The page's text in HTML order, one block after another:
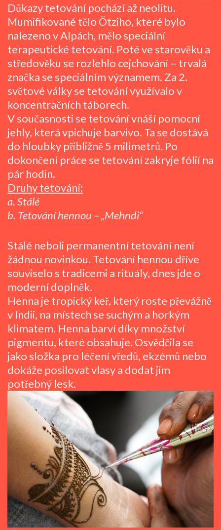
Důkazy tetování pochází až neolitu.
Mumifikované tělo Ötziho, které bylo
nalezeno v Alpách, mělo speciální
terapeutické tetování. Poté ve starověku a
středověku se rozlehlo cejchování – trvalá
značka se speciálním významem. Za 2.
světové války se tetování využívalo v
koncentračních táborech.
V současnosti se tetování vnáší pomocní
jehly, která vpichuje barvivo. Ta se dostává
do hloubky přibližně 5 milimetrů. Po
dokončení práce se tetování zakryje fólií na
pár hodin.
Druhy tetování:
a.Stálé
b. Tetování hennou – „Mehndi“
Stálé neboli permanentní tetování není
žádnou novinkou. Tetování hennou dříve
souviselo s tradicemi a rituály, dnes jde o
moderní doplněk.
Henna je tropický keř, který roste převážně
v Indii, na místech se suchým a horkým
klimatem. Henna barví díky množství
pigmentu, které obsahuje. Osvědčila se
jako složka pro léčení vředů, ekzémů nebo
dokáže posilovat vlasy a dodat jim
potřebný lesk.